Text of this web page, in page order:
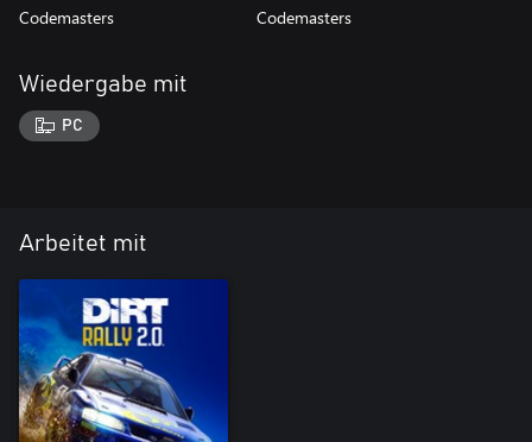
Codemasters Codemasters
Wiedergabe mit
PC
Arbeitet mit